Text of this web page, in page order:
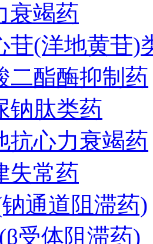
衰竭药
苷(洋地黄苷)
二酯酶抑制药
钠肽类药
抗心力衰竭药
失常药
钠通道阻滞药)
受体阻滞药)